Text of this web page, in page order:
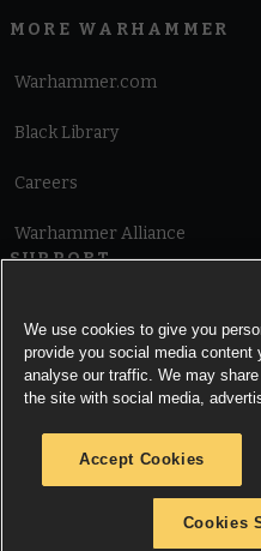
MORE WARHAMMER
Warhammer.com
Black Library
Careers
Warhammer Alliance
SUPPORT
Cookie Notice
We use cookies to give you
provide you social media content
analyse our traffic. We may
the site with social media,
Accept Cookies
Cookies